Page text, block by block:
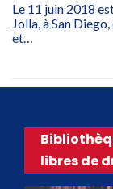
Le 11 juin 2018
Jolla, à San
et…
libres de